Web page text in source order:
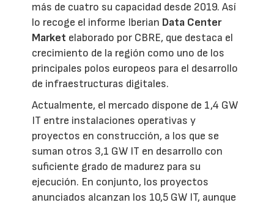
más de cuatro su capacidad desde 2019. Así
lo recoge el informe Iberian Data Center
Market elaborado por CBRE, que destaca el
crecimiento de la región como uno de los
principales polos europeos para el desarrollo
de infraestructuras digitales.
Actualmente, el mercado dispone de 1,4 GW
IT entre instalaciones operativas y
proyectos en construcción, a los que se
suman otros 3,1 GW IT en desarrollo con
suficiente grado de madurez para su
ejecución. En conjunto, los proyectos
anunciados alcanzan los 10,5 GW IT, aunque